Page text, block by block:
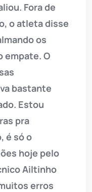
Fora de
o atleta disse
os
empate. O
bastante
Estou
pra
é só o
hoje pelo
Ailtinho
erros